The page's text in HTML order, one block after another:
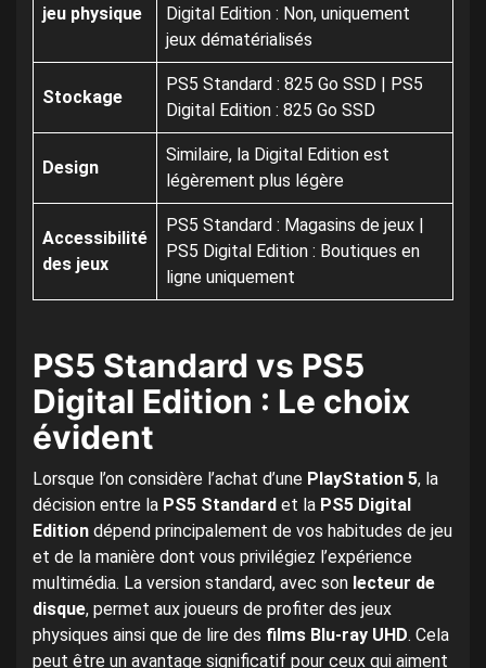
jeu physique
Digital Edition : Non, uniquement
jeux dématérialisés
Stockage
PS5 Standard : 825 Go SSD | PS5
Digital Edition : 825 Go SSD
Design
Similaire, la Digital Edition est
légèrement plus légère
Accessibilité
des jeux
PS5 Standard : Magasins de jeux |
PS5 Digital Edition : Boutiques en
ligne uniquement
PS5 Standard vs PS5
Digital Edition : Le choix
évident
Lorsque l’on considère l’achat d’une PlayStation 5, la
décision entre la PS5 Standard et la PS5 Digital
Edition dépend principalement de vos habitudes de jeu
et de la manière dont vous privilégiez l’expérience
multimédia. La version standard, avec son lecteur de
disque, permet aux joueurs de profiter des jeux
physiques ainsi que de lire des films Blu-ray UHD. Cela
peut être un avantage significatif pour ceux qui aiment